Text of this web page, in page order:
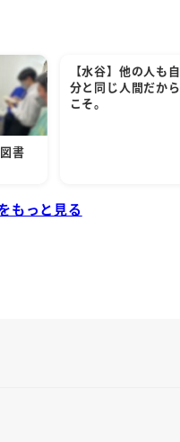
書
【水谷】他の人も自
分と同じ人間だから
こそ。
もっと見る